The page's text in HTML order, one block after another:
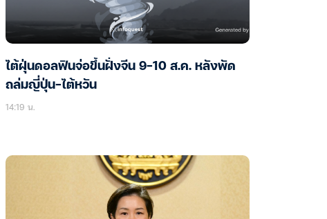
ไต้ฝุ่นดอลฟินจ่อขึ้นฝั่งจีน 9-10 ส.ค. หลังพัด
ถล่มญี่ปุ่น-ไต้หวัน
14:19 น.